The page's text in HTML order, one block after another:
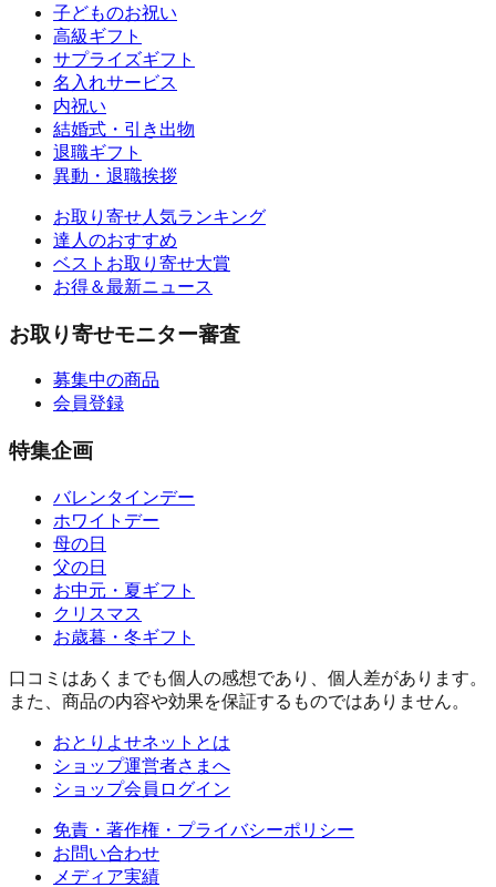
子どものお祝い
高級ギフト
サプライズギフト
名入れサービス
内祝い
結婚式・引き出物
退職ギフト
異動・退職挨拶
お取り寄せ人気ランキング
達人のおすすめ
ベストお取り寄せ大賞
お得＆最新ニュース
お取り寄せモニター審査
募集中の商品
会員登録
特集企画
バレンタインデー
ホワイトデー
母の日
父の日
お中元・夏ギフト
クリスマス
お歳暮・冬ギフト
口コミはあくまでも個人の感想であり、個人差があります。
また、商品の内容や効果を保証するものではありません。
おとりよせネットとは
ショップ運営者さまへ
ショップ会員ログイン
免責・著作権・プライバシーポリシー
お問い合わせ
メディア実績